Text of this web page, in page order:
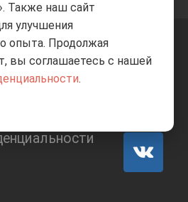
ВВЕРХ
Также наш сайт
улучшения
опыта. Продолжая
вы соглашаетесь с нашей
.